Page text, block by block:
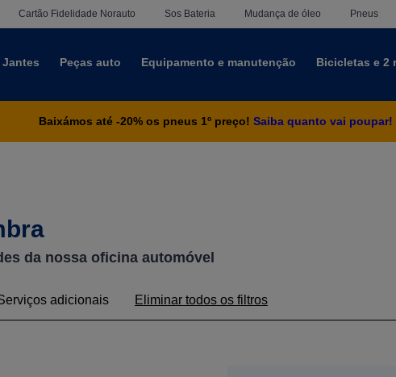
Cartão Fidelidade Norauto Sos Bateria Mudança de óleo Pneus
Jantes Peças auto Equipamento e manutenção Bicicletas e 2
Baixámos até -20% os pneus 1º preço! Saiba quanto vai poupar!
da nossa oficina automóvel
adicionais Eliminar todos os filtros